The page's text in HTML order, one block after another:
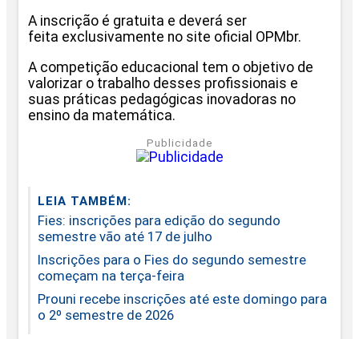
A inscrição é gratuita e deverá ser
feita exclusivamente no site oficial OPMbr.
A competição educacional tem o objetivo de
valorizar o trabalho desses profissionais e
suas práticas pedagógicas inovadoras no
ensino da matemática.
Publicidade
LEIA TAMBÉM:
Fies: inscrições para edição do segundo
semestre vão até 17 de julho
Inscrições para o Fies do segundo semestre
começam na terça-feira
Prouni recebe inscrições até este domingo para
o 2º semestre de 2026